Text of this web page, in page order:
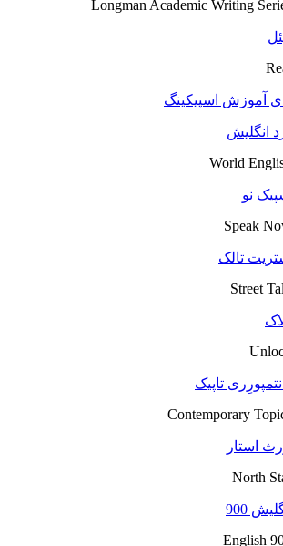
Longman Academic Writing
آموزش اسپیکینگ
انگلیش
World
نو
Speak
تالک
Street
تاپیک
Contemporary
استار
North
900
English